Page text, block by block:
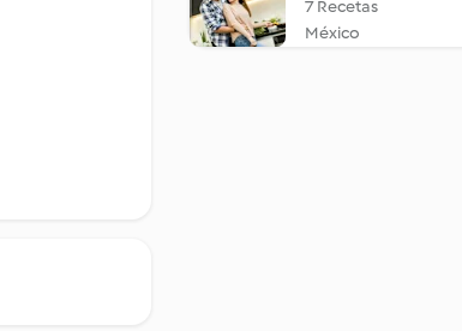
7 Recetas
México